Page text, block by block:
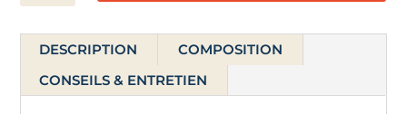
Satin
de
coton
DESCRIPTION
COMPOSITION
CONSEILS & ENTRETIEN